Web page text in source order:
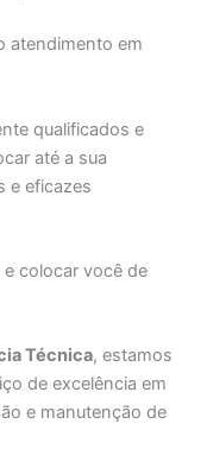
atendimento em
qualificados e
até a sua
e eficazes
colocar você de
Técnica, estamos
de excelência em
e manutenção de